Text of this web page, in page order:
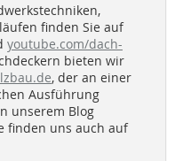
finden Sie auf
youtube.com/dach-
bieten wir
, der an einer
Ausführung
unserem Blog
finden uns auch auf